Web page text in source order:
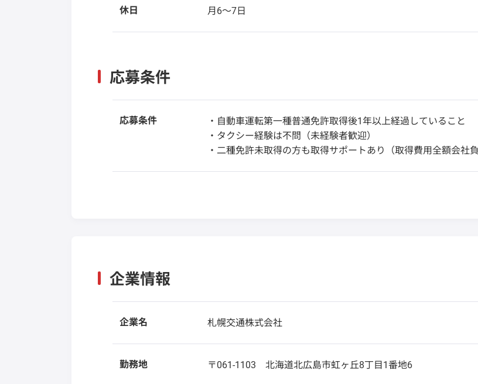
休日 月6〜7日
応募条件
応募条件
・自動車運転第一種普通免許取得後1年以上経過していること
・タクシー経験は不問（未経験者歓迎）
・二種免許未取得の方も取得サポートあり（取得費用全額会社負
企業情報
企業名 札幌交通株式会社
勤務地 〒061-1103 北海道北広島市虹ヶ丘8丁目1番地6